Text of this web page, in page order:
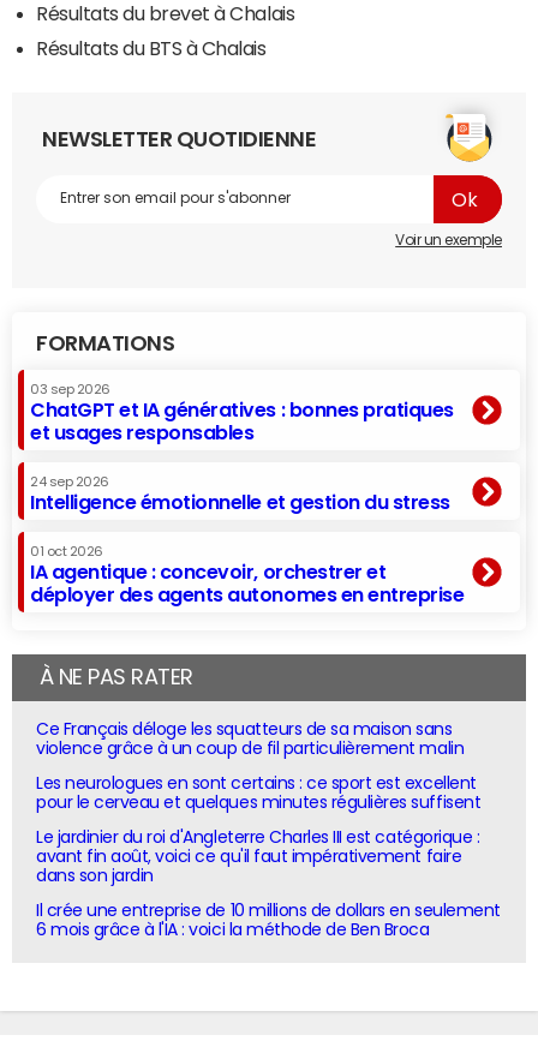
Résultats du brevet à Chalais
Résultats du BTS à Chalais
NEWSLETTER QUOTIDIENNE
Voir un exemple
FORMATIONS
03 sep 2026
ChatGPT et IA génératives : bonnes pratiques
et usages responsables
24 sep 2026
Intelligence émotionnelle et gestion du stress
01 oct 2026
IA agentique : concevoir, orchestrer et
déployer des agents autonomes en entreprise
À NE PAS RATER
Ce Français déloge les squatteurs de sa maison sans
violence grâce à un coup de fil particulièrement malin
Les neurologues en sont certains : ce sport est excellent
pour le cerveau et quelques minutes régulières suffisent
Le jardinier du roi d'Angleterre Charles III est catégorique :
avant fin août, voici ce qu'il faut impérativement faire
dans son jardin
Il crée une entreprise de 10 millions de dollars en seulement
6 mois grâce à l'IA : voici la méthode de Ben Broca